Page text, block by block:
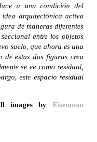
a una condición del
arquitectónica activa
de maneras diferentes
entre los objetos
suelo, que ahora es una
de estas dos figuras crea
se ve como residual,
este espacio residual
images by Eisenman